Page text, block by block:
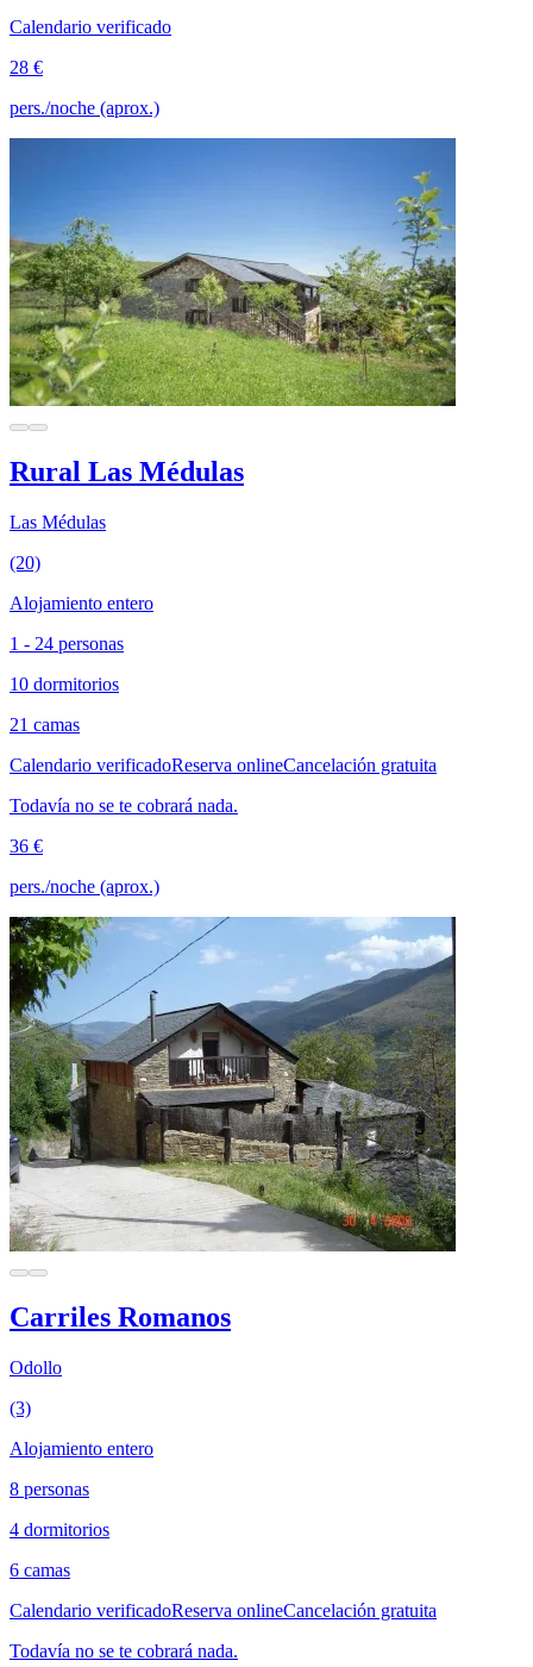
Calendario verificado
28 €
pers./noche (aprox.)
Rural Las Médulas
Las Médulas
(20)
Alojamiento entero
1 - 24 personas
10 dormitorios
21 camas
Calendario verificadoReserva onlineCancelación gratuita
Todavía no se te cobrará nada.
36 €
pers./noche (aprox.)
Carriles Romanos
Odollo
(3)
Alojamiento entero
8 personas
4 dormitorios
6 camas
Calendario verificadoReserva onlineCancelación gratuita
Todavía no se te cobrará nada.